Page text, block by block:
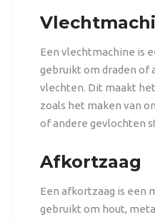
Een vlechtmachine is
gebruikt om draden of
vlechten. Dit maakt
zoals het maken van
of andere gevlochten
Afkortzaag
Een afkortzaag is een
gebruikt om hout,